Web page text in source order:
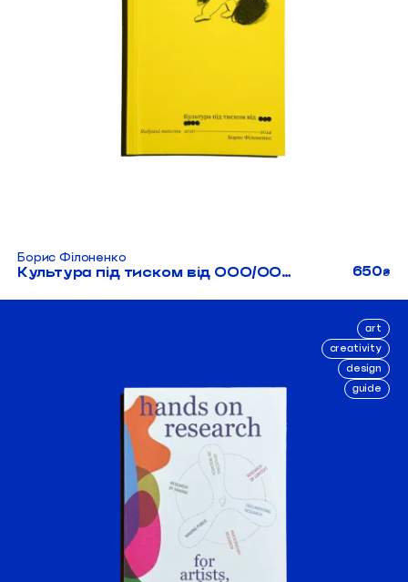
Борис Філоненко
Культура під тиском від ООО/ОООО 650₴
art
creativity
design
guide